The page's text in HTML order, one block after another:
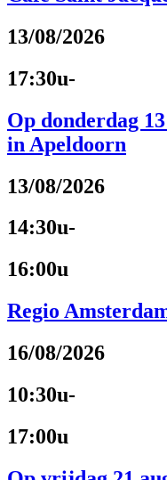
13/08/2026
17:30u-
Op donderdag
in Apeldoorn
13/08/2026
14:30u-
16:00u
Regio
16/08/2026
10:30u-
17:00u